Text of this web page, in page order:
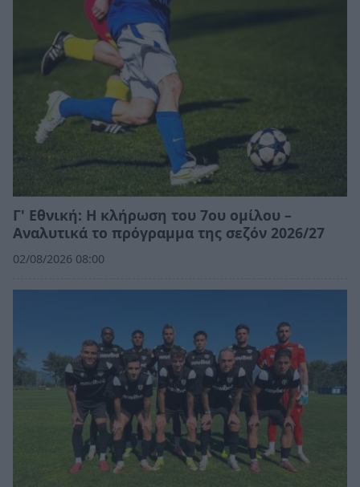
Γ' Εθνική: Η κλήρωση του 7ου ομίλου –
Αναλυτικά το πρόγραμμα της σεζόν 2026/27
02/08/2026 08:00